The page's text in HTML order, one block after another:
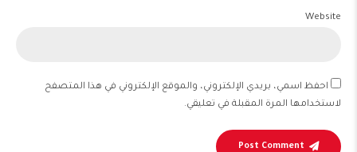
Website
احفظ اسمي، بريدي الإلكتروني، والموقع الإلكتروني في هذا المتصفح
لاستخدامها المرة المقبلة في تعليقي.
Post Comment